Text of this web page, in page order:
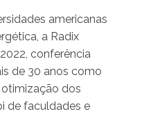
americanas
a Radix
conferência
de 30 anos como
dos
de faculdades e